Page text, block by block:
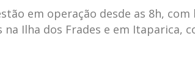
em operação desde as 8h, com
Ilha dos Frades e em Itaparica,